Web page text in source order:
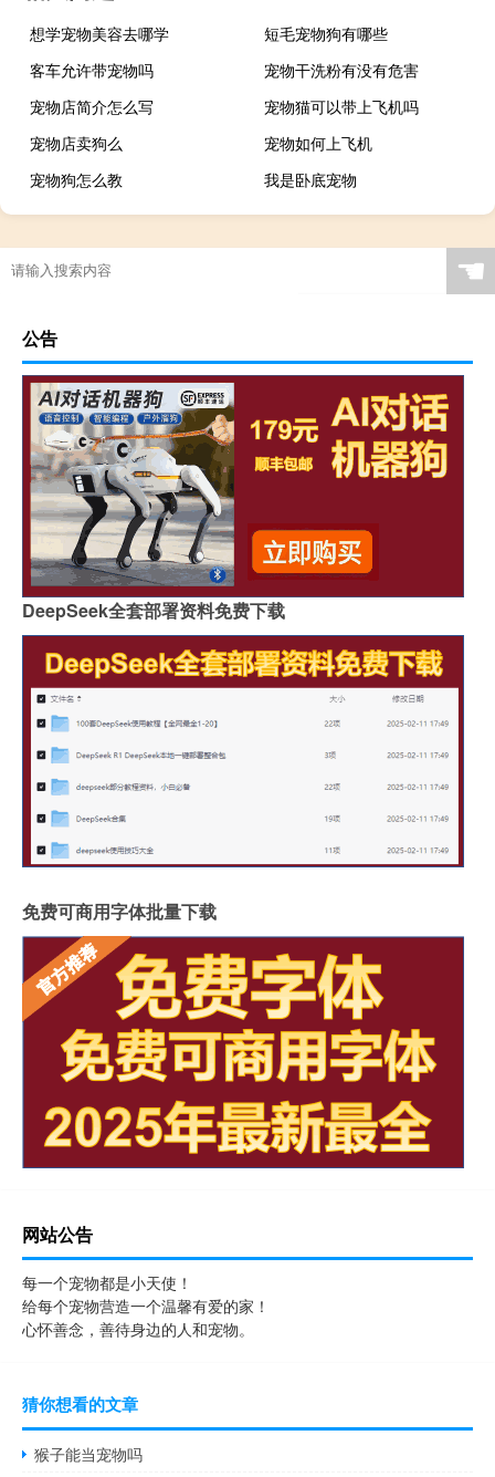
想学宠物美容去哪学
短毛宠物狗有哪些
客车允许带宠物吗
宠物干洗粉有没有危害
宠物店简介怎么写
宠物猫可以带上飞机吗
宠物店卖狗么
宠物如何上飞机
宠物狗怎么教
我是卧底宠物
☚
公告
DeepSeek全套部署资料免费下载
免费可商用字体批量下载
网站公告
每一个宠物都是小天使！
给每个宠物营造一个温馨有爱的家！
心怀善念，善待身边的人和宠物。
猜你想看的文章
猴子能当宠物吗